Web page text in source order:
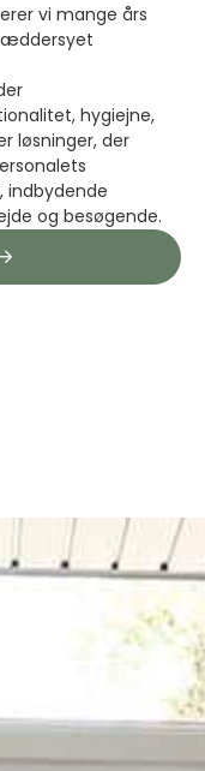
vi mange års
hygiejne,
løsninger, der
indbydende
og besøgende.